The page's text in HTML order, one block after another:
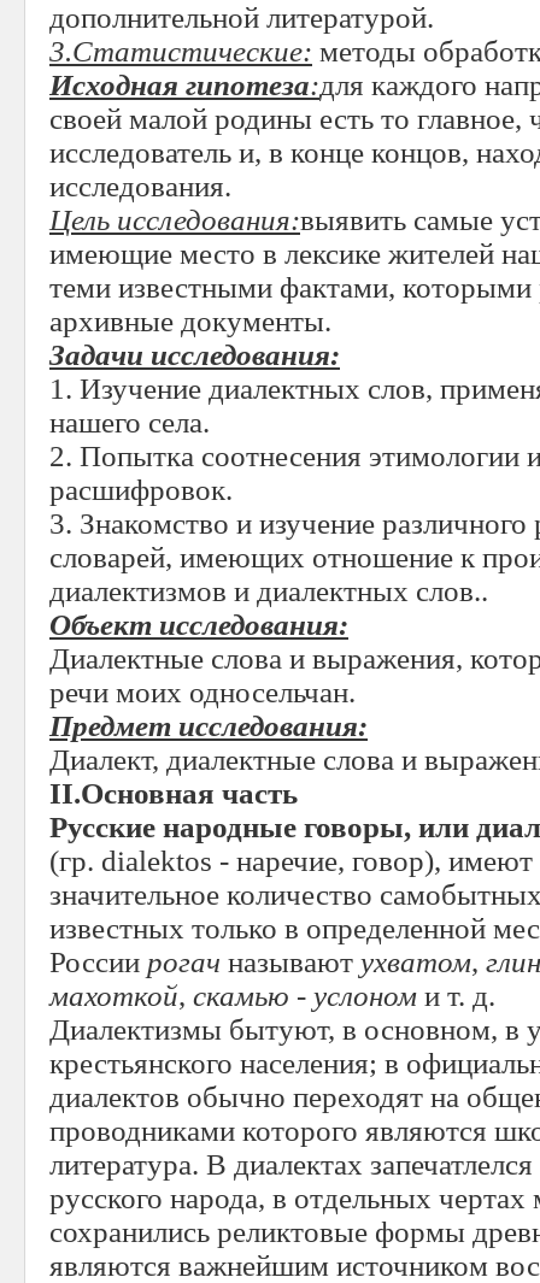
дополнительной литературой.
3.Статистические: методы
Исходная гипотеза:для каждого
своей малой родины есть то главное,
исследователь и, в конце концов,
исследования.
Цель исследования:выявить самые
имеющие место в лексике жителей
теми известными фактами, которыми
архивные документы.
Задачи исследования:
1. Изучение диалектных слов,
нашего села.
2. Попытка соотнесения этимологии
расшифровок.
3. Знакомство и изучение
словарей, имеющих отношение к
диалектизмов и диалектных слов..
Объект исследования:
Диалектные слова и выражения,
речи моих односельчан.
Предмет исследования:
Диалект, диалектные слова и
II.Основная часть
Русские народные говоры, или
(гр. dialektos - наречие, говор), имеют
значительное количество
известных только в определенной
России рогач называют ухватом,
махоткой, скамью - услоном и т. д.
Диалектизмы бытуют, в основном, в
крестьянского населения; в
диалектов обычно переходят на
проводниками которого являются
литература. В диалектах
русского народа, в отдельных
сохранились реликтовые формы
являются важнейшим источником